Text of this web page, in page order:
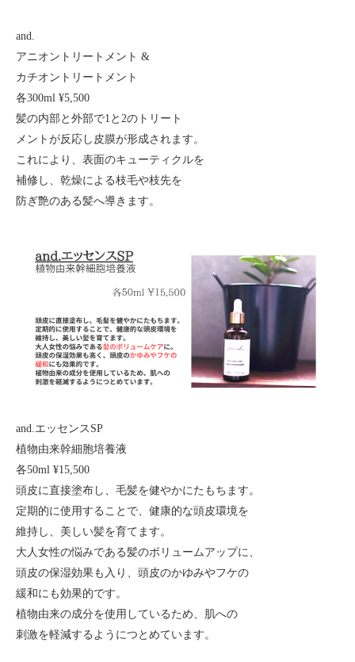
and.
アニオントリートメント &
カチオントリートメント
各300ml ¥5,500
髪の内部と外部で1と2のトリート
メントが反応し皮膜が形成されます。
これにより、表面のキューティクルを
補修し、乾燥による枝毛や枝先を
防ぎ艶のある髪へ導きます。
and.エッセンスSP
植物由来幹細胞培養液
各50ml ¥15,500
頭皮に直接塗布し、毛髪を健やかにたもちます。
定期的に使用することで、健康的な頭皮環境を
維持し、美しい髪を育てます。
大人女性の悩みである髪のボリュームアップに、
頭皮の保湿効果も入り、頭皮のかゆみやフケの
緩和にも効果的です。
植物由来の成分を使用しているため、肌への
刺激を軽減するようにつとめています。